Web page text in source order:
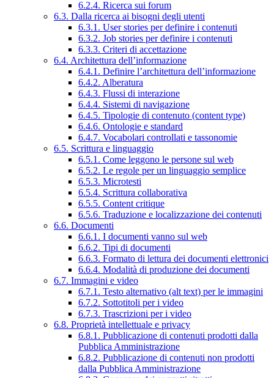
6.2.4. Ricerca sui forum
6.3. Dalla ricerca ai bisogni degli utenti
6.3.1. User stories per definire i contenuti
6.3.2. Job stories per definire i contenuti
6.3.3. Criteri di accettazione
6.4. Architettura dell’informazione
6.4.1. Definire l’architettura dell’informazione
6.4.2. Alberatura
6.4.3. Flussi di interazione
6.4.4. Sistemi di navigazione
6.4.5. Tipologie di contenuto (content type)
6.4.6. Ontologie e standard
6.4.7. Vocabolari controllati e tassonomie
6.5. Scrittura e linguaggio
6.5.1. Come leggono le persone sul web
6.5.2. Le regole per un linguaggio semplice
6.5.3. Microtesti
6.5.4. Scrittura collaborativa
6.5.5. Content critique
6.5.6. Traduzione e localizzazione dei contenuti
6.6. Documenti
6.6.1. I documenti vanno sul web
6.6.2. Tipi di documenti
6.6.3. Formato di lettura dei documenti elettronici
6.6.4. Modalità di produzione dei documenti
6.7. Immagini e video
6.7.1. Testo alternativo (alt text) per le immagini
6.7.2. Sottotitoli per i video
6.7.3. Trascrizioni per i video
6.8. Proprietà intellettuale e privacy
6.8.1. Pubblicazione di contenuti prodotti dalla
Pubblica Amministrazione
6.8.2. Pubblicazione di contenuti non prodotti
dalla Pubblica Amministrazione